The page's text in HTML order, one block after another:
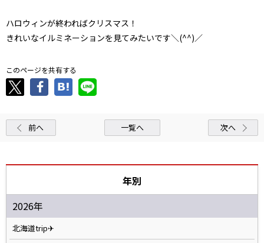
ハロウィンが終わればクリスマス！
きれいなイルミネーションを見てみたいです＼(^^)／
このページを共有する
前へ 一覧へ 次へ
年別
2026年
北海道trip✈